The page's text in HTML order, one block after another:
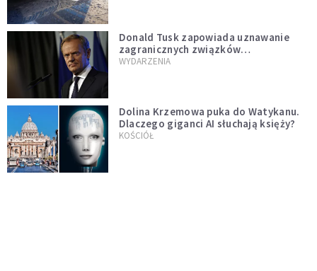
Donald Tusk zapowiada uznawanie
zagranicznych związków
jednopłciowych. "Państwo oblało ten
WYDARZENIA
Dolina Krzemowa puka do Watykanu.
Dlaczego giganci AI słuchają księży?
KOŚCIÓŁ